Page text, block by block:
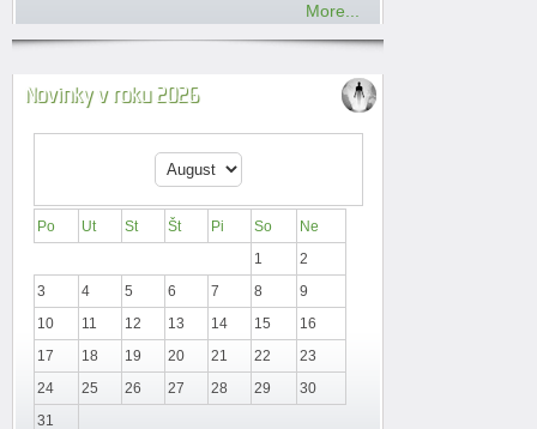
More...
Novinky v roku 2026
Po Ut St Št Pi So
Ne
1
2
3
4 5 6 7 8
9
10
11 12 13 14 15
16
17
18 19 20 21 22
23
24
25 26 27 28 29
30
31